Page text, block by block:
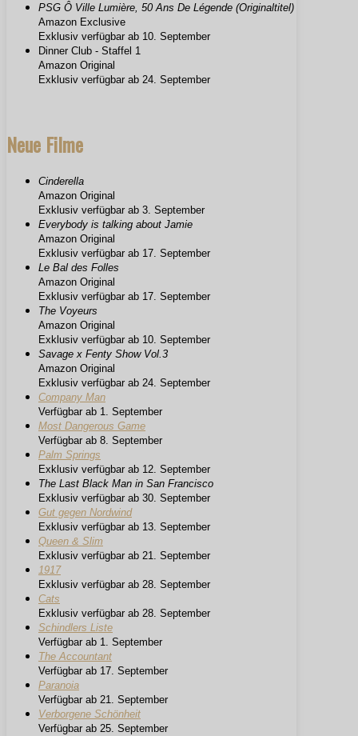
PSG Ô Ville Lumière, 50 Ans De Légende (Originaltitel)
Amazon Exclusive
Exklusiv verfügbar ab 10. September
Dinner Club - Staffel 1
Amazon Original
Exklusiv verfügbar ab 24. September
Neue Filme
Cinderella
Amazon Original
Exklusiv verfügbar ab 3. September
Everybody is talking about Jamie
Amazon Original
Exklusiv verfügbar ab 17. September
Le Bal des Folles
Amazon Original
Exklusiv verfügbar ab 17. September
The Voyeurs
Amazon Original
Exklusiv verfügbar ab 10. September
Savage x Fenty Show Vol.3
Amazon Original
Exklusiv verfügbar ab 24. September
Company Man
Verfügbar ab 1. September
Most Dangerous Game
Verfügbar ab 8. September
Palm Springs
Exklusiv verfügbar ab 12. September
The Last Black Man in San Francisco
Exklusiv verfügbar ab 30. September
Gut gegen Nordwind
Exklusiv verfügbar ab 13. September
Queen & Slim
Exklusiv verfügbar ab 21. September
1917
Exklusiv verfügbar ab 28. September
Cats
Exklusiv verfügbar ab 28. September
Schindlers Liste
Verfügbar ab 1. September
The Accountant
Verfügbar ab 17. September
Paranoia
Verfügbar ab 21. September
Verborgene Schönheit
Verfügbar ab 25. September